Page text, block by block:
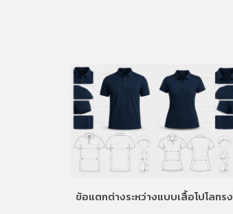
ข้อแตกต่างระหว่างแบบเสื้อโปโลทรง